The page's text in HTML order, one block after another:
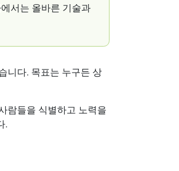
서는 올바른 기술과
니다. 목표는 누구든 상
람들을 식별하고 노력을
.